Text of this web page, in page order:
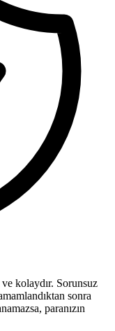
kolaydır. Sorunsuz
sonra
paranızın